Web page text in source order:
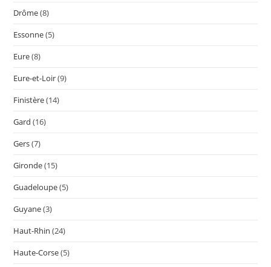
Drôme(8)
Essonne(5)
Eure(8)
Eure-et-Loir(9)
Finistère(14)
Gard (16)
Gers(7)
Gironde(15)
Guadeloupe(5)
Guyane(3)
Haut-Rhin (24)
Haute-Corse(5)